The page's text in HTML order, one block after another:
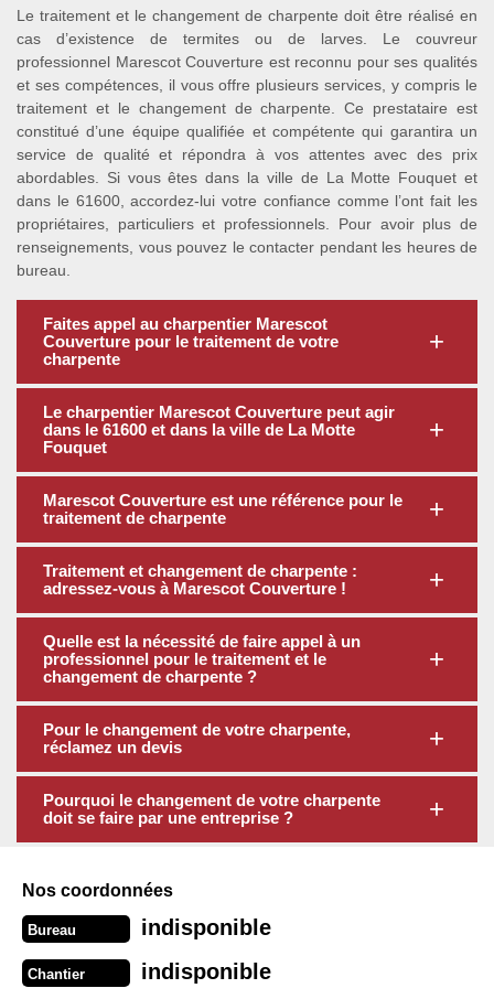
Le traitement et le changement de charpente doit être réalisé en
cas d’existence de termites ou de larves. Le couvreur
professionnel Marescot Couverture est reconnu pour ses qualités
et ses compétences, il vous offre plusieurs services, y compris le
traitement et le changement de charpente. Ce prestataire est
constitué d’une équipe qualifiée et compétente qui garantira un
service de qualité et répondra à vos attentes avec des prix
abordables. Si vous êtes dans la ville de La Motte Fouquet et
dans le 61600, accordez-lui votre confiance comme l’ont fait les
propriétaires, particuliers et professionnels. Pour avoir plus de
renseignements, vous pouvez le contacter pendant les heures de
bureau.
Faites appel au charpentier Marescot
Couverture pour le traitement de votre
charpente
Le charpentier Marescot Couverture peut agir
dans le 61600 et dans la ville de La Motte
Fouquet
Marescot Couverture est une référence pour le
traitement de charpente
Traitement et changement de charpente :
adressez-vous à Marescot Couverture !
Quelle est la nécessité de faire appel à un
professionnel pour le traitement et le
changement de charpente ?
Pour le changement de votre charpente,
réclamez un devis
Pourquoi le changement de votre charpente
doit se faire par une entreprise ?
Nos coordonnées
Bureau indisponible
Chantier indisponible